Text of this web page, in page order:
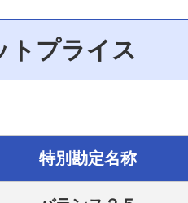
トプライス
特別勘定名称